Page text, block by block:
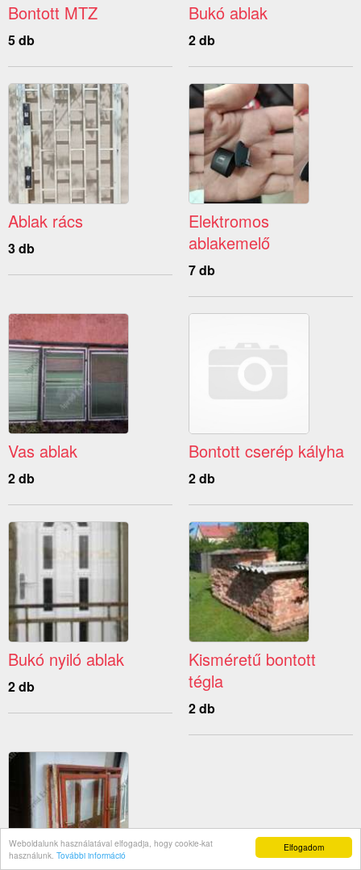
Elfogadom
Weboldalunk használatával elfogadja, hogy cookie-kat
használunk. További információ
Bontott MTZ
5 db
Bukó ablak
2 db
Ablak rács
3 db
Elektromos
ablakemelő
7 db
Vas ablak
2 db
Bontott cserép kályha
2 db
Bukó nyiló ablak
2 db
Kisméretű bontott
tégla
2 db